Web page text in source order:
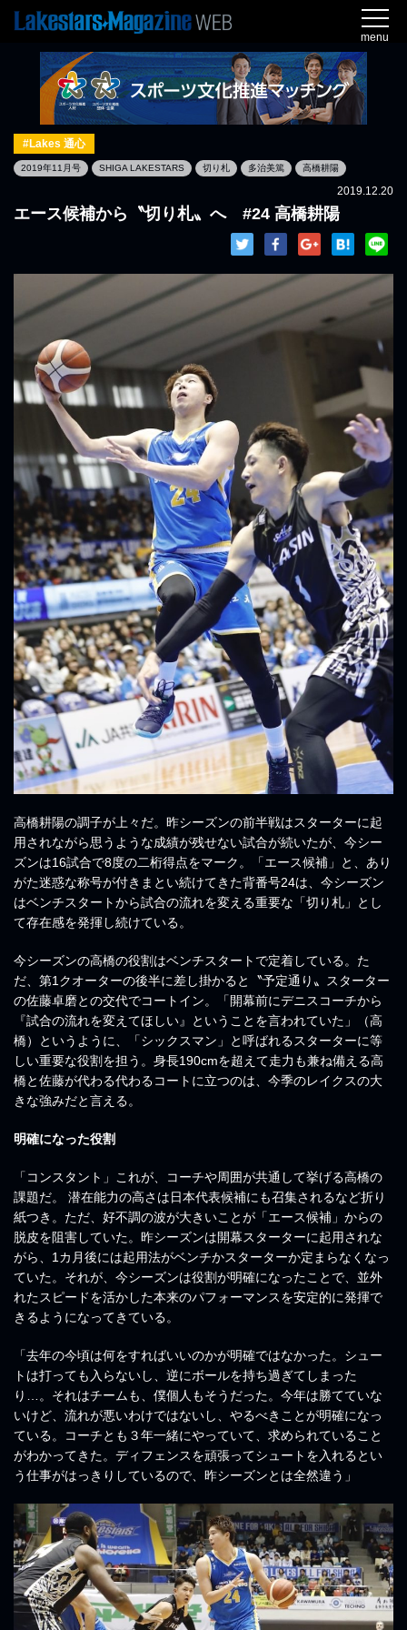
menu
#Lakes 通心
2019年11月号 SHIGA LAKESTARS 切り札 多治美篤 高橋耕陽
2019.12.20
エース候補から〝切り札〟へ #24 高橋耕陽
高橋耕陽の調子が上々だ。昨シーズンの前半戦はスターターに起
用されながら思うような成績が残せない試合が続いたが、今シー
ズンは16試合で8度の二桁得点をマーク。「エース候補」と、あり
がた迷惑な称号が付きまとい続けてきた背番号24は、今シーズン
はベンチスタートから試合の流れを変える重要な「切り札」とし
て存在感を発揮し続けている。
今シーズンの高橋の役割はベンチスタートで定着している。た
だ、第1クオーターの後半に差し掛かると〝予定通り〟スターター
の佐藤卓磨との交代でコートイン。「開幕前にデニスコーチから
『試合の流れを変えてほしい』ということを言われていた」（高
橋）というように、「シックスマン」と呼ばれるスターターに等
しい重要な役割を担う。身長190cmを超えて走力も兼ね備える高
橋と佐藤が代わる代わるコートに立つのは、今季のレイクスの大
きな強みだと言える。
明確になった役割
「コンスタント」これが、コーチや周囲が共通して挙げる高橋の
課題だ。 潜在能力の高さは日本代表候補にも召集されるなど折り
紙つき。ただ、好不調の波が大きいことが「エース候補」からの
脱皮を阻害していた。昨シーズンは開幕スターターに起用されな
がら、1カ月後には起用法がベンチかスターターか定まらなくなっ
ていた。それが、今シーズンは役割が明確になったことで、並外
れたスピードを活かした本来のパフォーマンスを安定的に発揮で
きるようになってきている。
「去年の今頃は何をすればいいのかが明確ではなかった。シュー
トは打っても入らないし、逆にボールを持ち過ぎてしまった
り…。それはチームも、僕個人もそうだった。今年は勝てていな
いけど、流れが悪いわけではないし、やるべきことが明確になっ
ている。コーチとも３年一緒にやっていて、求められていること
がわかってきた。ディフェンスを頑張ってシュートを入れるとい
う仕事がはっきりしているので、昨シーズンとは全然違う」